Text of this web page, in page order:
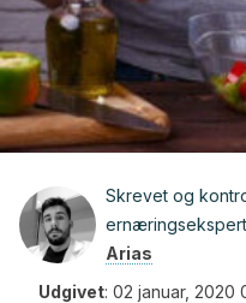
Skrevet og
ernæringsekspert
Arias
Udgivet: 02 januar, 2020